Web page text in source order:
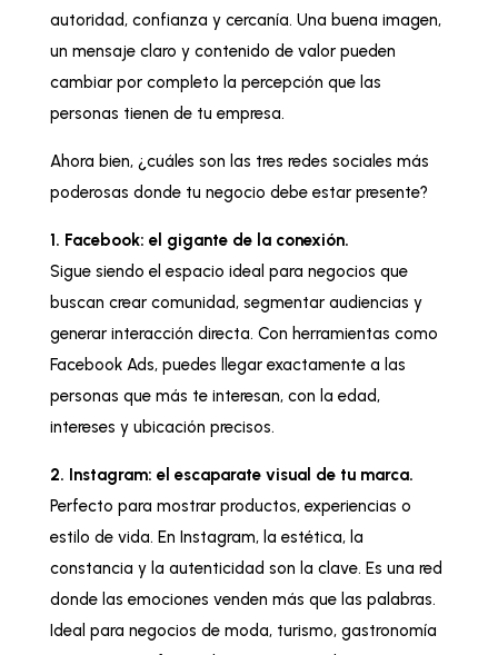
autoridad, confianza y cercanía. Una buena imagen,
un mensaje claro y contenido de valor pueden
cambiar por completo la percepción que las
personas tienen de tu empresa.
Ahora bien, ¿cuáles son las tres redes sociales más
poderosas donde tu negocio debe estar presente?
1. Facebook: el gigante de la conexión.
Sigue siendo el espacio ideal para negocios que
buscan crear comunidad, segmentar audiencias y
generar interacción directa. Con herramientas como
Facebook Ads, puedes llegar exactamente a las
personas que más te interesan, con la edad,
intereses y ubicación precisos.
2. Instagram: el escaparate visual de tu marca.
Perfecto para mostrar productos, experiencias o
estilo de vida. En Instagram, la estética, la
constancia y la autenticidad son la clave. Es una red
donde las emociones venden más que las palabras.
Ideal para negocios de moda, turismo, gastronomía